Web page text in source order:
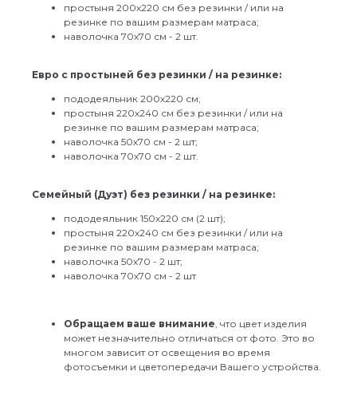
простыня 200х220 см без резинки / или на
резинке по вашим размерам матраса;
наволочка 70х70 см - 2 шт.
Евро с простыней без резинки / на резинке:
пододеяльник 200х220 см;
простыня 220х240 см без резинки / или на
резинке по вашим размерам матраса;
наволочка 50х70 см - 2 шт;
наволочка 70х70 см - 2 шт.
Семейный (Дуэт) без резинки / на резинке:
пододеяльник 150х220 см (2 шт);
простыня 220х240 см без резинки / или на
резинке по вашим размерам матраса;
наволочка 50х70 - 2 шт;
наволочка 70х70 см - 2 шт
Обращаем ваше внимание , что цвет изделия
может незначительно отличаться от фото. Это во
многом зависит от освещения во время
фотосъемки и цветопередачи Вашего устройства.